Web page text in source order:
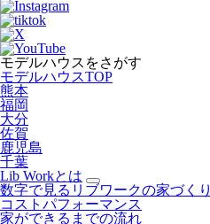
モデルハウスをさがす
モデルハウスTOP
熊本
福岡
大分
佐賀
鹿児島
千葉
Lib Workとは
数字で見るリブワークの家づくり
コストパフォーマンス
家ができるまでの流れ